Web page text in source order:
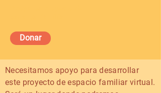
Donar
Necesitamos apoyo para desarrollar
este proyecto de espacio familiar virtual.